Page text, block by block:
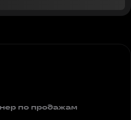
по продажам